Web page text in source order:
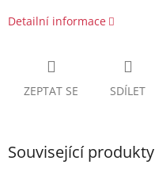
Detailní informace
ZEPTAT SE SDÍLET
Související produkty